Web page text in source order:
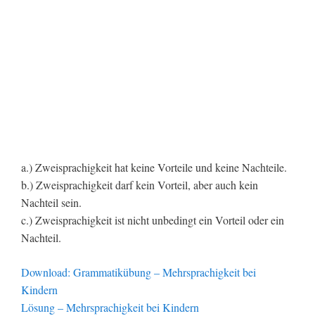
a.) Zweisprachigkeit hat keine Vorteile und keine Nachteile.
b.) Zweisprachigkeit darf kein Vorteil, aber auch kein
Nachteil sein.
c.) Zweisprachigkeit ist nicht unbedingt ein Vorteil oder ein
Nachteil.
Download: Grammatikübung – Mehrsprachigkeit bei
Kindern
Lösung – Mehrsprachigkeit bei Kindern